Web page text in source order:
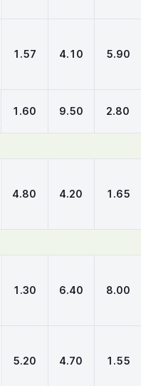
1.57 4.10 5.90
1.60 9.50 2.80
4.80 4.20 1.65
1.30 6.40 8.00
5.20 4.70 1.55